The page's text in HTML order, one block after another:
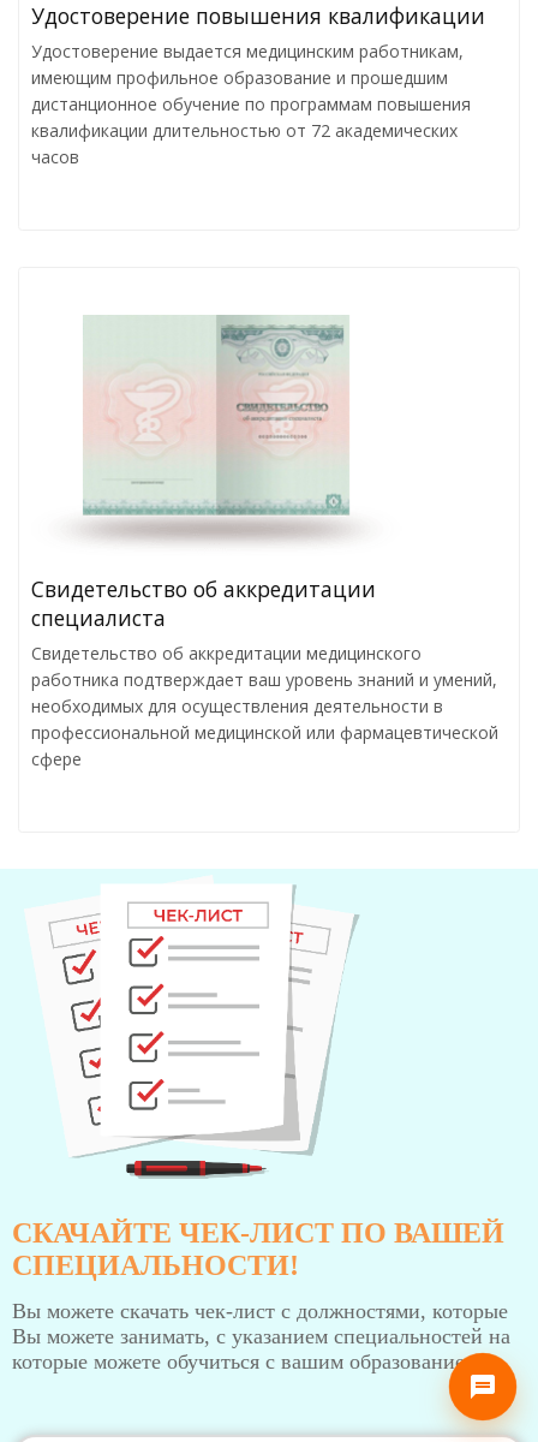
Удостоверение повышения квалификации
Удостоверение выдается медицинским работникам,
имеющим профильное образование и прошедшим
дистанционное обучение по программам повышения
квалификации длительностью от 72 академических
часов
Свидетельство об аккредитации
специалиста
Свидетельство об аккредитации медицинского
работника подтверждает ваш уровень знаний и умений,
необходимых для осуществления деятельности в
профессиональной медицинской или фармацевтической
сфере